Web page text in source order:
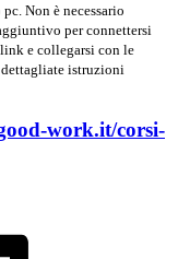
Non è necessario
per connettersi
e collegarsi con le
istruzioni
work.it/corsi-